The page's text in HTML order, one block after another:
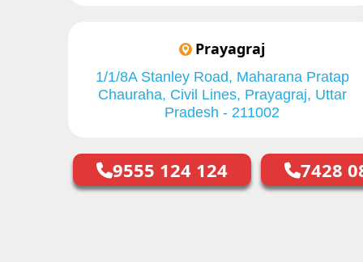
Prayagraj
1/1/8A Stanley Road, Maharana Pratap
Chauraha, Civil Lines, Prayagraj, Uttar
Pradesh - 211002
9555 124 124 7428